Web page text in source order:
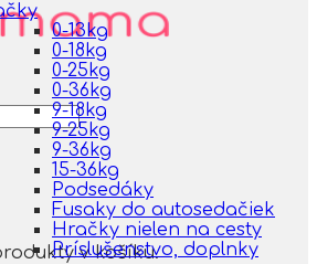
v košíku.
0-13kg
0-18kg
0-25kg
0-36kg
9-18kg
9-25kg
9-36kg
15-36kg
Podsedáky
Fusaky do autosedačiek
Hračky nielen na cesty
Príslušenstvo, doplnky